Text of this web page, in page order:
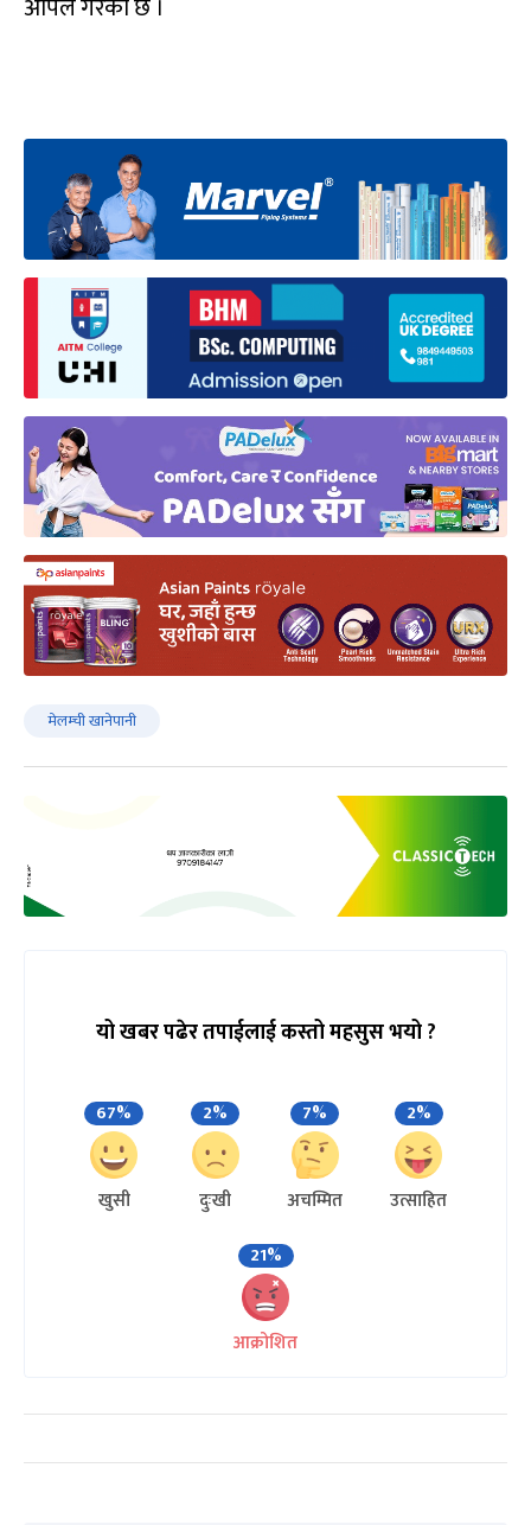
अपिल गरेको छ ।
मेलम्ची खानेपानी
यो खबर पढेर तपाईलाई कस्तो महसुस भयो ?
67%
खुसी
2%
दुःखी
7%
अचम्मित
2%
उत्साहित
21%
आक्रोशित